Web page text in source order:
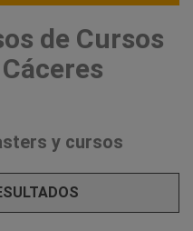
de Cursos
y cursos